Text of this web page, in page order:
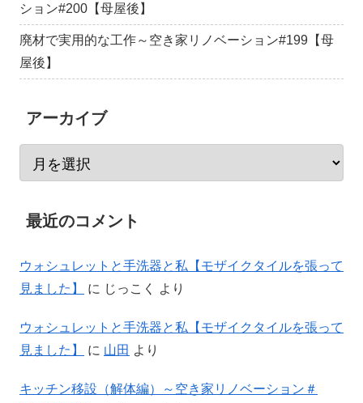
ション#200【母屋後】
廃材で実用的な工作～空き家リノベーション#199【母
屋後】
アーカイブ
最近のコメント
ウォシュレットと手洗器と私【モザイクタイルを張って
見ました】
に じっこく より
ウォシュレットと手洗器と私【モザイクタイルを張って
見ました】
に 山田 より
キッチン移設（解体編）～空き家リノベーション＃